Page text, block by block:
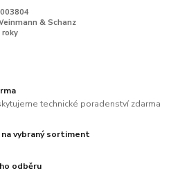
& Schanz
roky
technické poradenství zdarma
na vybraný sortiment
odběru